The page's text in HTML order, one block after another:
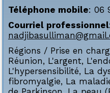
Téléphone mobile: 06
Courriel professionnel:
Régions / Prise en
Réunion, L'argent,
L'hypersensibilité, La
fibromyalgie, La